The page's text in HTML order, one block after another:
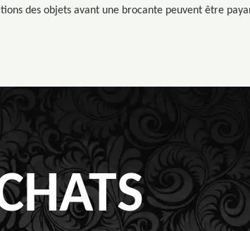
des objets avant une brocante peuvent être